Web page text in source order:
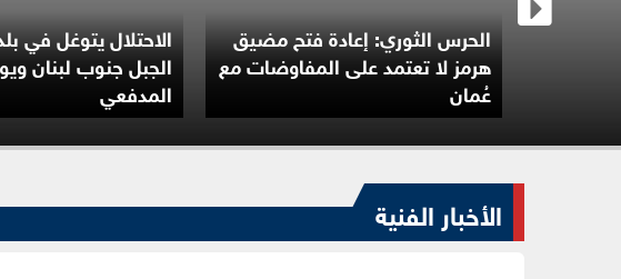
الحرس الثوري: إعادة فتح مضيق
هرمز لا تعتمد على المفاوضات مع
عُمان
الاحتلال يتوغل في
الجبل جنوب لبنان
المدفعي
الأخبار الفنية